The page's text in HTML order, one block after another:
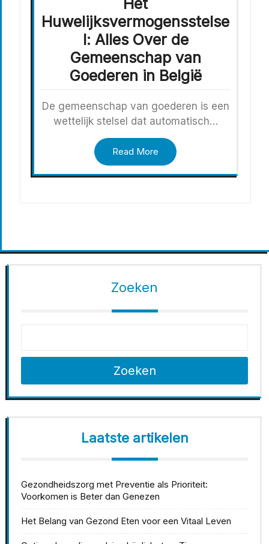
Huwelijksvermogensstelse
l: Alles Over de
Gemeenschap van
Goederen in België
De gemeenschap van goederen is een
wettelijk stelsel dat automatisch…
Read More
Zoeken
Zoeken
Laatste artikelen
Gezondheidszorg met Preventie als Prioriteit:
Voorkomen is Beter dan Genezen
Het Belang van Gezond Eten voor een Vitaal Leven